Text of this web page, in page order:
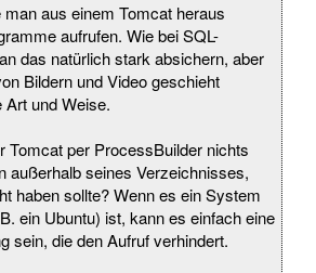
aus einem Tomcat heraus
aufrufen. Wie bei SQL-
das natürlich stark absichern, aber
Bildern und Video geschieht
und Weise.
Tomcat per ProcessBuilder nichts
außerhalb seines Verzeichnisses,
haben sollte? Wenn es ein System
ein Ubuntu) ist, kann es einfach eine
sein, die den Aufruf verhindert.